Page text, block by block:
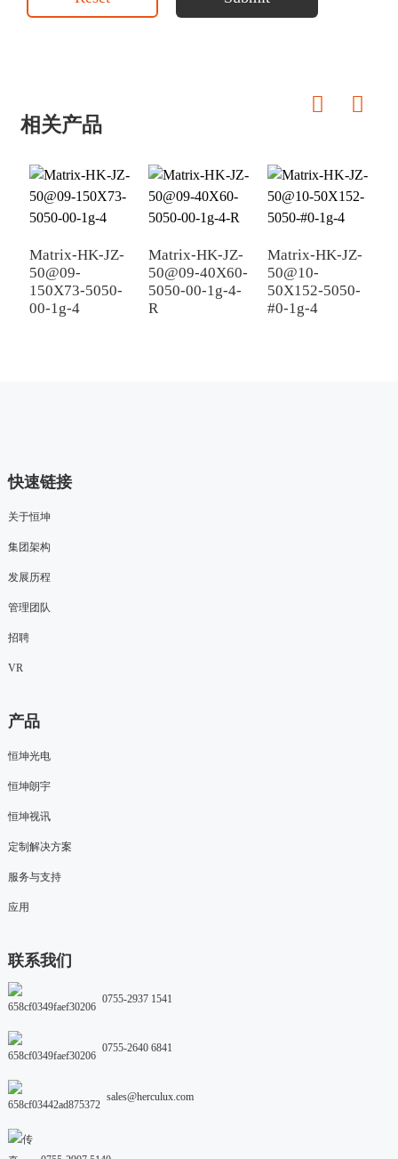
相关产品
Matrix-HK-JZ-
50@09-
150X73-5050-
00-1g-4
Matrix-HK-JZ-
50@09-40X60-
5050-00-1g-4-
R
Matrix-HK-JZ-
50@10-
50X152-5050-
#0-1g-4
快速链接
关于恒坤
集团架构
发展历程
管理团队
招聘
VR
产品
恒坤光电
恒坤朗宇
恒坤视讯
定制解决方案
服务与支持
应用
联系我们
0755-2937 1541
0755-2640 6841
sales@herculux.com